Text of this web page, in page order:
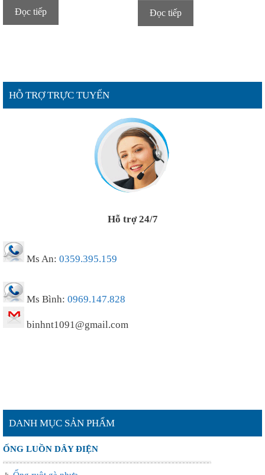
Đọc tiếp Đọc tiếp
HỖ TRỢ TRỰC TUYẾN
Hỗ trợ 24/7
Ms An: 0359.395.159
Ms Bình: 0969.147.828
binhnt1091@gmail.com
DANH MỤC SẢN PHẨM
ỐNG LUỒN DÂY ĐIỆN